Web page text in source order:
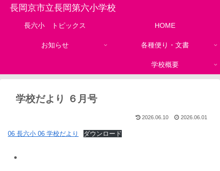
長岡京市立長岡第六小学校
長六小 トピックス HOME
お知らせ 各種便り・文書
学校概要
学校だより ６月号
2026.06.10 2026.06.01
06 長六小 06 学校だより ダウンロード